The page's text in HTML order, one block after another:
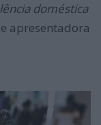
doméstica
apresentadora